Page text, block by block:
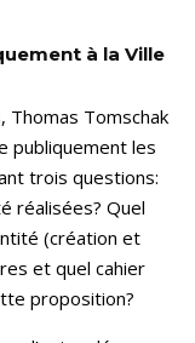
à la Ville
Thomas Tomschak
publiquement les
trois questions:
réalisées? Quel
(création et
et quel cahier
proposition?